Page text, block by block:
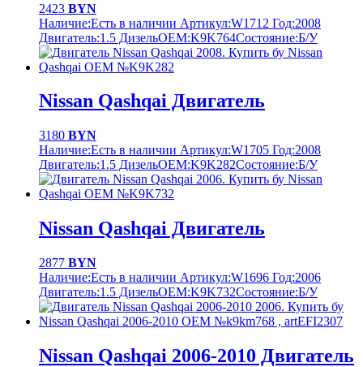
2423 BYN
Наличие:Есть в наличии Артикул:W1712 Год:2008
Двигатель:1.5 ДизельOEM:K9K764Cостояние:Б/У
Nissan Qashqai Двигатель
3180 BYN
Наличие:Есть в наличии Артикул:W1705 Год:2008
Двигатель:1.5 ДизельOEM:K9K282Cостояние:Б/У
Nissan Qashqai Двигатель
2877 BYN
Наличие:Есть в наличии Артикул:W1696 Год:2006
Двигатель:1.5 ДизельOEM:K9K732Cостояние:Б/У
Nissan Qashqai 2006-2010 Двигатель